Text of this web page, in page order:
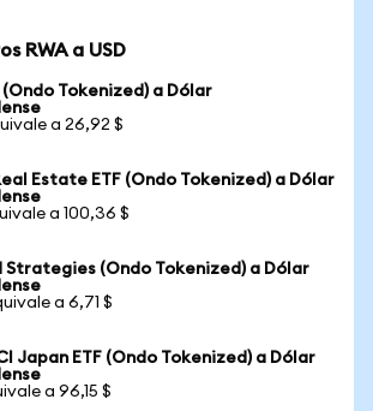
RWA a USD
Tokenized) a Dólar
a 26,92 $
Estate ETF (Ondo Tokenized) a Dólar
a 100,36 $
Strategies (Ondo Tokenized) a Dólar
a 6,71 $
Japan ETF (Ondo Tokenized) a Dólar
a 96,15 $